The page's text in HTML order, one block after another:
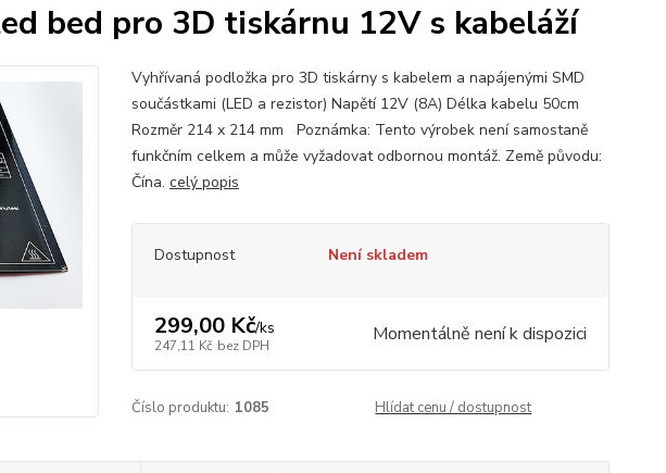
bed pro 3D tiskárnu 12V s kabeláží
Vyhřívaná podložka pro 3D tiskárny s kabelem a napájenými SMD
součástkami (LED a rezistor) Napětí 12V (8A) Délka kabelu 50cm
Rozměr 214 x 214 mm Poznámka: Tento výrobek není samostaně
funkčním celkem a může vyžadovat odbornou montáž. Země původu:
Čína. celý popis
Dostupnost Není skladem
299,00 Kč/ks
247,11 Kč bez DPH Momentálně není k dispozici
Číslo produktu: 1085 Hlídat cenu / dostupnost